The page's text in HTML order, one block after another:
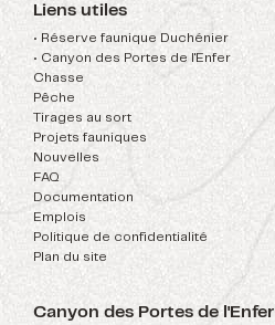
Liens utiles
• Réserve faunique Duchénier
Nouvelles
• Canyon des Portes de l'Enfer
FAQ
Chasse
Documentation
Pêche
Emplois
Tirages au sort
Politique de confidentialité
Projets fauniques
Plan du site
Canyon des Portes de l'Enfer